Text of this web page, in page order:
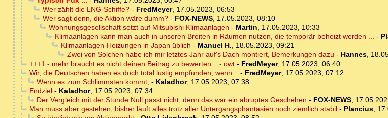
Wer zählt die LNG-Schiffe?- FredMeyer, 17.05.2023, 06:53
Wer sagt denn, die Aktion wäre dumm?- FOX-NEWS, 17.05.2023, 08:10
Wohnungsgesellschaft setzt auf Mitsubishi Klimaanlagen - Martin, 17.05.2023, 10:33
Klimaanlagen kann man auch in unseren Breiten in Räumen nutzen, die temporär beheizt werden ... -
Klimaanlagen-Heizungen in Japan üblich - Manuel H., 18.05.2023, 09:21
Zwei von Solchen habe ich mir letztes Jahr auf's Dach montiert, Bemerkungen dazu - Hannes,
+++1 - mehr braucht es nicht deinen Beitrag zu bewerten... - owt- FredMeyer, 17.05.2023, 06:40
Wir, die Deutschen haben es doch total lustig empfunden, wenn... - FredMeyer, 17.05.2023, 07:12
Wenn es zum Schlimmsten kommt, - Kaladhor, 17.05.2023, 07:38
Endziel- Kaladhor, 17.05.2023, 07:34
Der Vergleich mit der Stunde Null passt nicht, denn das war ein abruptes Geschehen - FOX-NEWS,
Man muss aber gestehen, bisher läuft alles trotz aller Untergangsphantasien noch ziemlich stabil- Plancius,